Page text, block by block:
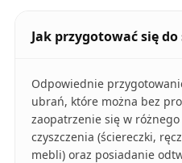
Jak przygotować się
Odpowiednie
ubrań, które można bez
zaopatrzenie się w
czyszczenia (ściereczki,
mebli) oraz posiadanie